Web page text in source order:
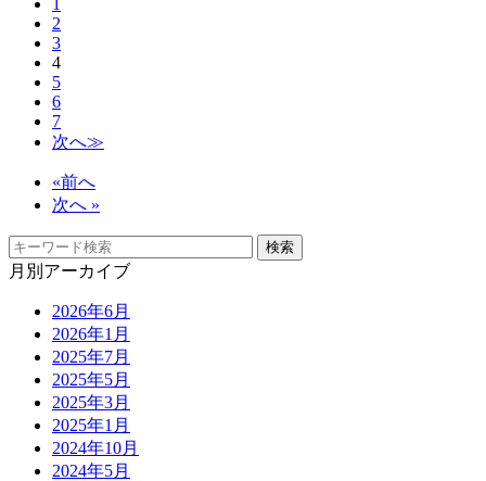
2
3
4
5
6
7
次へ≫
«前へ
次へ »
月別アーカイブ
2026年6月
2026年1月
2025年7月
2025年5月
2025年3月
2025年1月
2024年10月
2024年5月